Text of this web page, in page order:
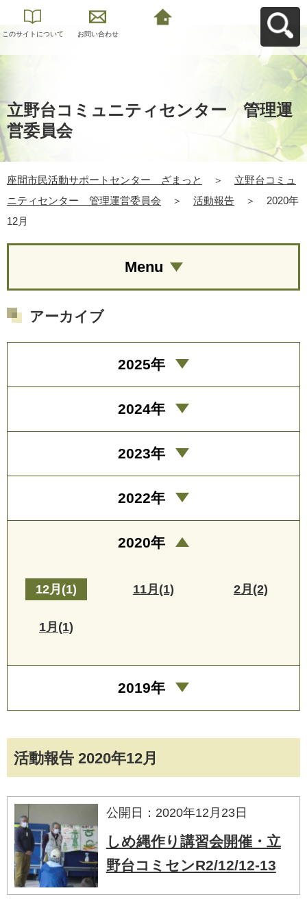
このサイトについて お問い合わせ
立野台コミュニティセンター 管理運
営委員会
座間市民活動サポートセンター ざまっと ＞
立野台コミュ
ニティセンター 管理運営委員会
＞ 活動報告 ＞
2020年
12月
活動報告 2020年12月
公開日：2020年12月23日
しめ縄作り講習会開催・立
野台コミセンR2/12/12-13
Menu
アーカイブ
2025年
2024年
2023年
2022年
2020年
12月(1) 11月(1) 2月(2)
1月(1)
2019年